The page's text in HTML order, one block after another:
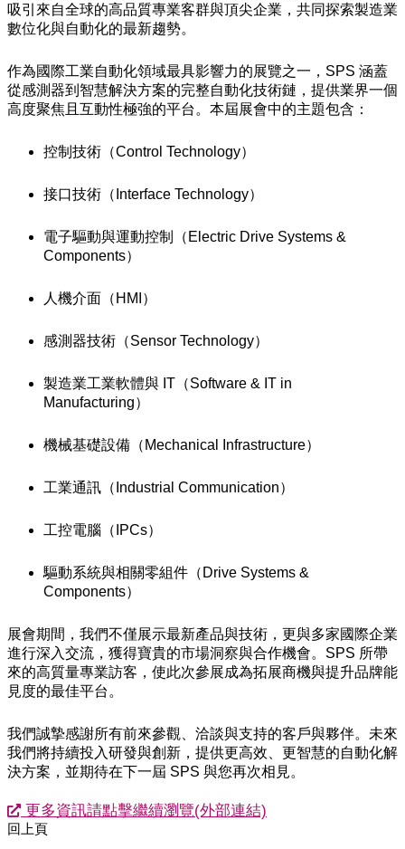
吸引來自全球的高品質專業客群與頂尖企業，共同探索製造業
數位化與自動化的最新趨勢。
作為國際工業自動化領域最具影響力的展覽之一，SPS 涵蓋
從感測器到智慧解決方案的完整自動化技術鏈，提供業界一個
高度聚焦且互動性極強的平台。本屆展會中的主題包含：
控制技術（Control Technology）
接口技術（Interface Technology）
電子驅動與運動控制（Electric Drive Systems &
Components）
人機介面（HMI）
感測器技術（Sensor Technology）
製造業工業軟體與 IT（Software & IT in
Manufacturing）
機械基礎設備（Mechanical Infrastructure）
工業通訊（Industrial Communication）
工控電腦（IPCs）
驅動系統與相關零組件（Drive Systems &
Components）
展會期間，我們不僅展示最新產品與技術，更與多家國際企業
進行深入交流，獲得寶貴的市場洞察與合作機會。SPS 所帶
來的高質量專業訪客，使此次參展成為拓展商機與提升品牌能
見度的最佳平台。
我們誠摯感謝所有前來參觀、洽談與支持的客戶與夥伴。未來
我們將持續投入研發與創新，提供更高效、更智慧的自動化解
決方案，並期待在下一屆 SPS 與您再次相見。
更多資訊請點擊繼續瀏覽(外部連結)
回上頁